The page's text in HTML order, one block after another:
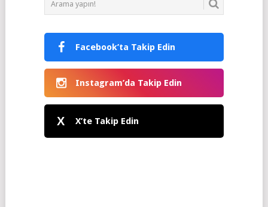
Facebook’ta Takip Edin
Instagram’da Takip Edin
X X’te Takip Edin